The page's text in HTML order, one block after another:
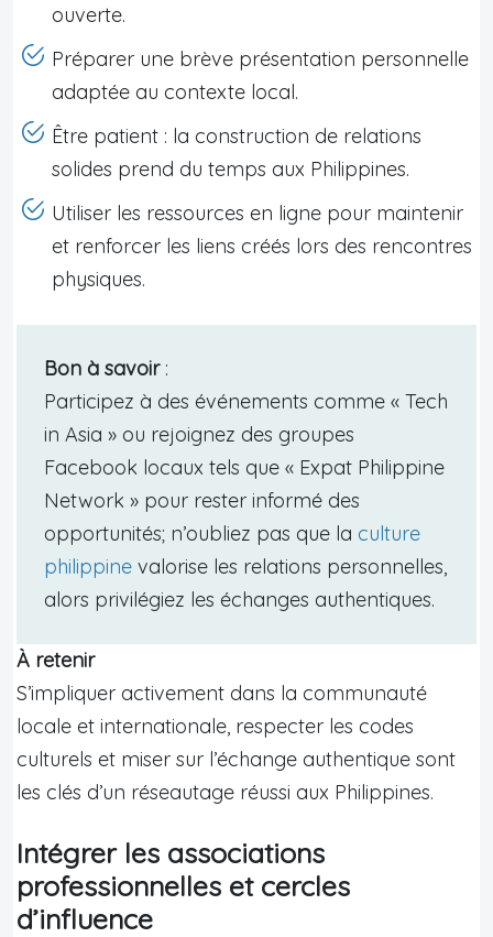
ouverte.
Préparer une brève présentation personnelle
adaptée au contexte local.
Être patient : la construction de relations
solides prend du temps aux Philippines.
Utiliser les ressources en ligne pour maintenir
et renforcer les liens créés lors des rencontres
physiques.
Bon à savoir:
Participez à des événements comme « Tech
in Asia » ou rejoignez des groupes
Facebook locaux tels que « Expat Philippine
Network » pour rester informé des
opportunités; n’oubliez pas que la culture
philippine valorise les relations personnelles,
alors privilégiez les échanges authentiques.
À retenir
S’impliquer activement dans la communauté
locale et internationale, respecter les codes
culturels et miser sur l’échange authentique sont
les clés d’un réseautage réussi aux Philippines.
Intégrer les associations
professionnelles et cercles
d’influence